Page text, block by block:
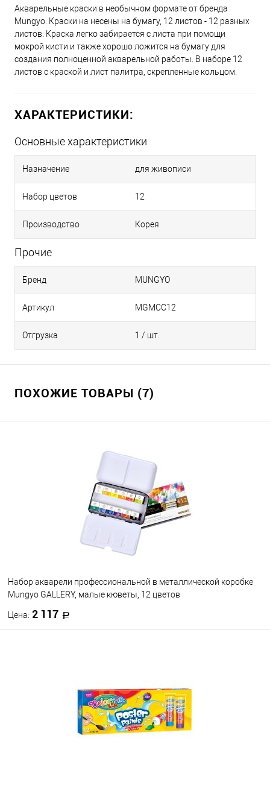
Акварельные краски в необычном формате от бренда
Mungyo. Краски на несены на бумагу, 12 листов - 12 разных
листов. Краска легко забирается с листа при помощи
мокрой кисти и также хорошо ложится на бумагу для
создания полноценной акварельной работы. В наборе 12
листов с краской и лист палитра, скрепленные кольцом.
ХАРАКТЕРИСТИКИ:
Основные характеристики
Назначение для живописи
Набор цветов 12
Производство Корея
Прочие
Бренд MUNGYO
Артикул MGMCC12
Отгрузка 1 / шт.
ПОХОЖИЕ ТОВАРЫ (7)
Набор акварели профессиональной в металлической коробке
Mungyo GALLERY, малые кюветы, 12 цветов
Цена: 2 117